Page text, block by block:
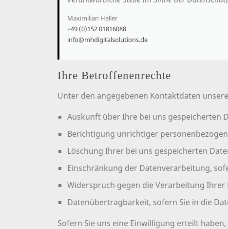
Maximilian Heller
+49 (0)152 01816088
info@mhdigitalsolutions.de
Ihre Betroffenenrechte
Unter den angegebenen Kontaktdaten
Auskunft über Ihre bei uns gespeicherten
Berichtigung unrichtiger
Löschung Ihrer bei uns gespeicherten
Einschränkung der Datenverarbeitung,
Widerspruch gegen die Verarbeitung Ihrer
Datenübertragbarkeit, sofern Sie in die
Sofern Sie uns eine Einwilligung erteilt